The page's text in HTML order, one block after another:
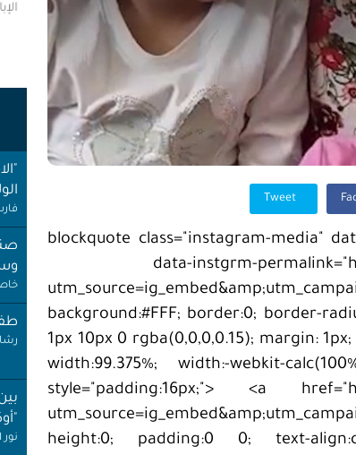
Tweet
<blockquote class="instagram-media"
data-instgrm-
background:#FFF; border:0; border-
1px 10px 0 rgba(0,0,0,0.15); margin:
width:99.375%; width:-webkit-
style="padding:16px;"> <a
height:0; padding:0 0; text-
في حال حدوث السيناريوهات الأسوأ؟